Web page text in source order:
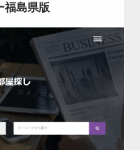
福島県版